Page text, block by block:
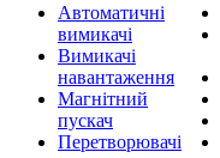
Автоматичні
вимикачі
Вимикачі
навантаження
Магнітний
пускач
Перетворювачі